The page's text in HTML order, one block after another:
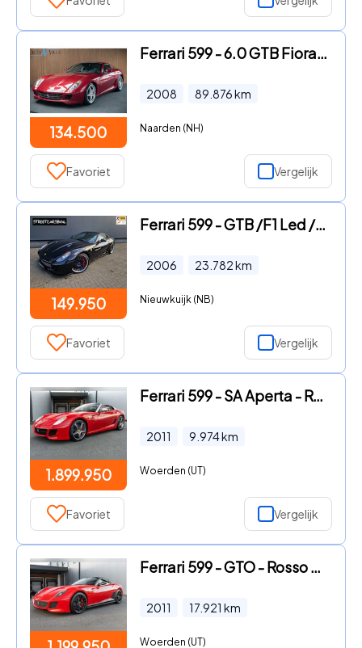
134.500
Ferrari 599 - 6.0 GTB Fiorano F1 HGTE velgen/uitlaat Full Carbon Keramisch
2008 89.876km
Naarden (NH)
Favoriet Vergelijk
149.950
Ferrari 599 - GTB /F1 Led /Daytona /Carbon /Hamann /Kreissieg
2006 23.782km
Nieuwkuijk (NB)
Favoriet Vergelijk
1.899.950
Ferrari 599 - SA Aperta - Rosso Corsa - 1 of 80
2011 9.974km
Woerden (UT)
Favoriet Vergelijk
Ferrari 599 - GTO - Rosso Scuderia - 1 of 599
2011 17.921 km
Woerden (UT)